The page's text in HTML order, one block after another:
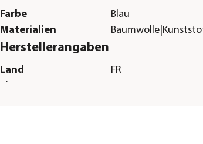
Farbe
Blau
Materialien
Herstellerangaben
Land
FR
Firma
Rostaing